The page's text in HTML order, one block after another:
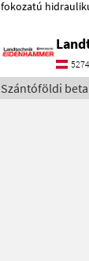
fokozatú hidraulikus
Szántóföldi